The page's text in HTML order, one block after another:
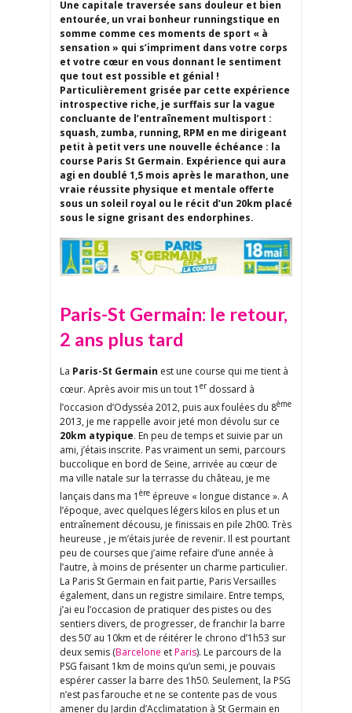
Une capitale traversée sans douleur et bien
entourée, un vrai bonheur runningstique en
somme comme ces moments de sport « à
sensation » qui s’impriment dans votre corps
et votre cœur en vous donnant le sentiment
que tout est possible et génial !
Particulièrement grisée par cette expérience
introspective riche, je surffais sur la vague
concluante de l’entraînement multisport :
squash, zumba, running, RPM en me dirigeant
petit à petit vers une nouvelle échéance : la
course Paris St Germain. Expérience qui aura
agi en doublé 1,5 mois après le marathon, une
vraie réussite physique et mentale offerte
sous un soleil royal ou le récit d’un 20km placé
sous le signe grisant des endorphines.
Paris-St Germain: le retour,
2 ans plus tard
La Paris-St Germain est une course qui me tient à
cœur. Après avoir mis un tout 1 erdossard à
l’occasion d’Odysséa 2012, puis aux foulées du 8ème
2013, je me rappelle avoir jeté mon dévolu sur ce
20km atypique. En peu de temps et suivie par un
ami, j’étais inscrite. Pas vraiment un semi, parcours
buccolique en bord de Seine, arrivée au cœur de
ma ville natale sur la terrasse du château, je me
lançais dans ma 1 ère épreuve « longue distance ». A
l’époque, avec quelques légers kilos en plus et un
entraînement décousu, je finissais en pile 2h00. Très
heureuse , je m’étais jurée de revenir. Il est pourtant
peu de courses que j’aime refaire d’une année à
l’autre, à moins de présenter un charme particulier.
La Paris St Germain en fait partie, Paris Versailles
également, dans un registre similaire. Entre temps,
j’ai eu l’occasion de pratiquer des pistes ou des
sentiers divers, de progresser, de franchir la barre
des 50’ au 10km et de réitérer le chrono d’1h53 sur
deux semis (Barcelone etParis). Le parcours de la
PSG faisant 1km de moins qu’un semi, je pouvais
espérer casser la barre des 1h50. Seulement, la PSG
n’est pas farouche et ne se contente pas de vous
amener du Jardin d’Acclimatation à St Germain en